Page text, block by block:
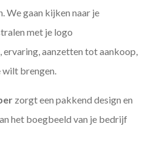
We gaan kijken naar je
met je logo
aanzetten tot aankoop,
wilt brengen.
zorgt een pakkend design en
het boegbeeld van je bedrijf